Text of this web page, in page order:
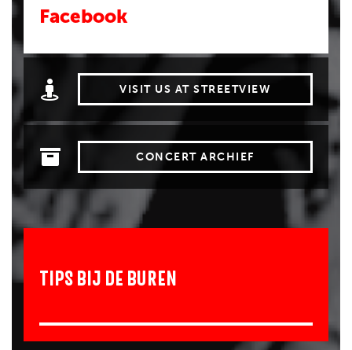
Facebook
VISIT US AT STREETVIEW
CONCERT ARCHIEF
TIPS BIJ DE BUREN